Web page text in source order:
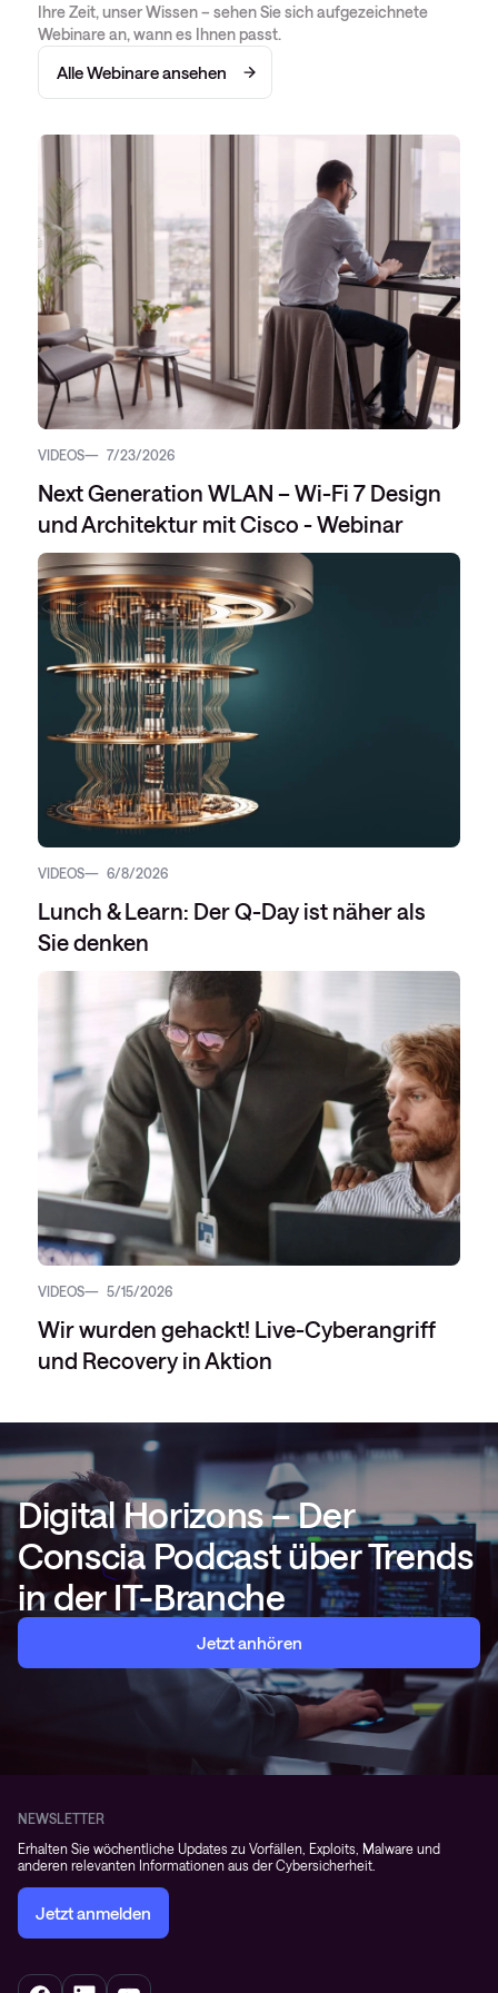
Ihre Zeit, unser Wissen – sehen Sie sich aufgezeichnete
Webinare an, wann es Ihnen passt.
Alle Webinare ansehen
VIDEOS 7/23/2026
Next Generation WLAN – Wi-Fi 7 Design
und Architektur mit Cisco - Webinar
VIDEOS 6/8/2026
Lunch & Learn: Der Q-Day ist näher als
Sie denken
VIDEOS 5/15/2026
Wir wurden gehackt! Live-Cyberangriff
und Recovery in Aktion
Digital Horizons – Der
Conscia Podcast über Trends
in der IT-Branche
Jetzt anhören
NEWSLETTER
Erhalten Sie wöchentliche Updates zu Vorfällen, Exploits, Malware und
anderen relevanten Informationen aus der Cybersicherheit.
Jetzt anmelden